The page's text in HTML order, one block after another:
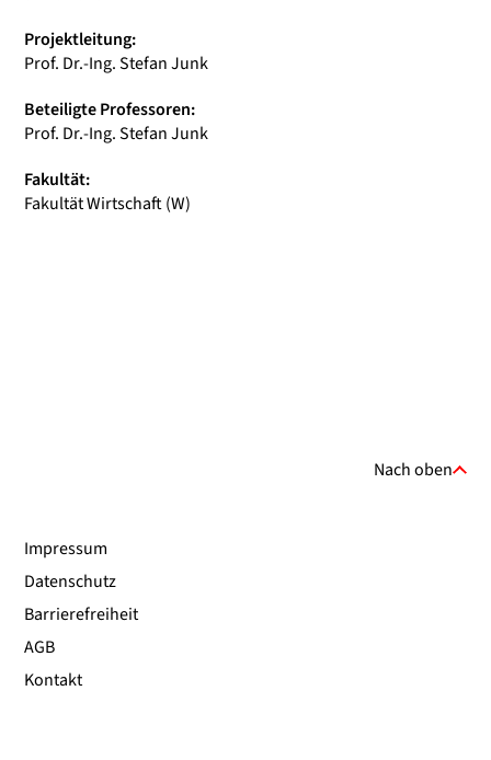
Projektleitung:
Prof. Dr.-Ing. Stefan Junk
Beteiligte Professoren:
Prof. Dr.-Ing. Stefan Junk
Fakultät:
Fakultät Wirtschaft (W)
Nach oben
Impressum
Datenschutz
Barrierefreiheit
AGB
Kontakt